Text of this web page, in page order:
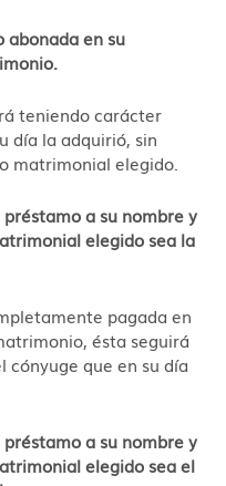
abonada en su
teniendo carácter
día la adquirió, sin
matrimonial elegido.
a su nombre y
elegido sea la
pagada en
ésta seguirá
cónyuge que en su día
a su nombre y
elegido sea el